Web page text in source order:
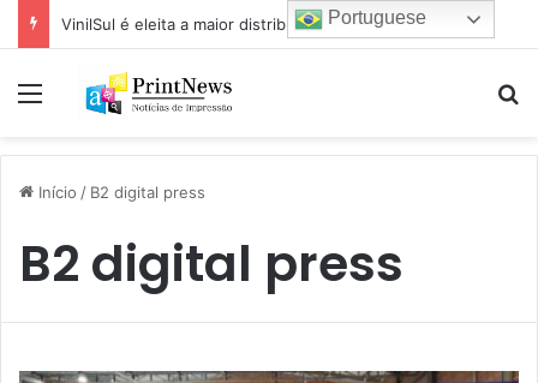
Menu
Início / B2 digital press
B2 digital press
Portuguese